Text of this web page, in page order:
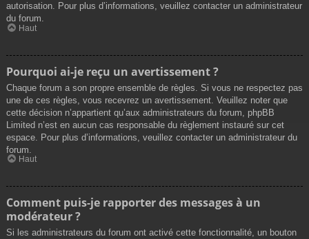
autorisation. Pour plus d’informations, veuillez contacter un administrateur
du forum.
Haut
Pourquoi ai-je reçu un avertissement ?
Chaque forum a son propre ensemble de règles. Si vous ne respectez pas
une de ces règles, vous recevrez un avertissement. Veuillez noter que
cette décision n’appartient qu’aux administrateurs du forum, phpBB
Limited n’est en aucun cas responsable du règlement instauré sur cet
espace. Pour plus d’informations, veuillez contacter un administrateur du
forum.
Haut
Comment puis-je rapporter des messages à un
modérateur ?
Si les administrateurs du forum ont activé cette fonctionnalité, un bouton